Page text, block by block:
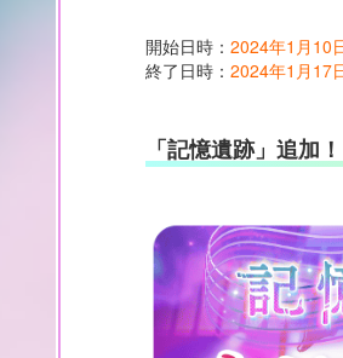
開始日時： 2024年1月10
終了日時： 2024年1月17
「記憶遺跡」追加！